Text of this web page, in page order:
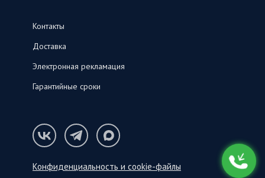
Контакты
Доставка
Электронная рекламация
Гарантийные сроки
Конфиденциальность и cookie-файлы